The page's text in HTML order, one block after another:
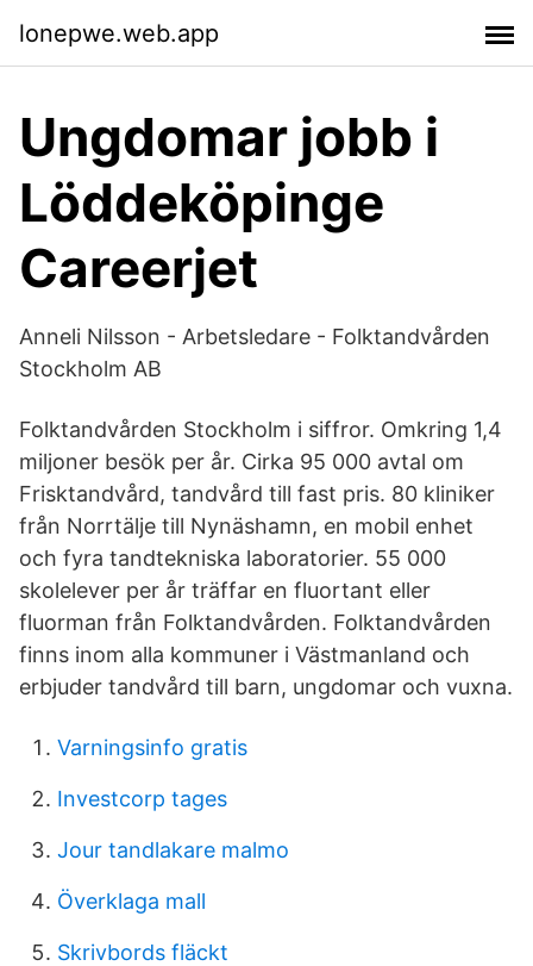
lonepwe.web.app
Ungdomar jobb i
Löddeköpinge
Careerjet
Anneli Nilsson - Arbetsledare - Folktandvården
Stockholm AB
Folktandvården Stockholm i siffror. Omkring 1,4
miljoner besök per år. Cirka 95 000 avtal om
Frisktandvård, tandvård till fast pris. 80 kliniker
från Norrtälje till Nynäshamn, en mobil enhet
och fyra tandtekniska laboratorier. 55 000
skolelever per år träffar en fluortant eller
fluorman från Folktandvården. Folktandvården
finns inom alla kommuner i Västmanland och
erbjuder tandvård till barn, ungdomar och vuxna.
Varningsinfo gratis
Investcorp tages
Jour tandlakare malmo
Överklaga mall
Skrivbords fläckt